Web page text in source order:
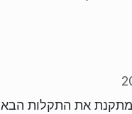
את התקלות